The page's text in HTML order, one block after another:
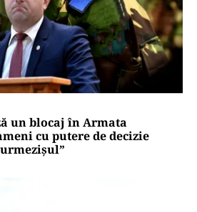
un blocaj în Armata
cu putere de decizie